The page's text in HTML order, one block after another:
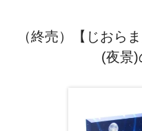
（終売）【じおら
(夜景)